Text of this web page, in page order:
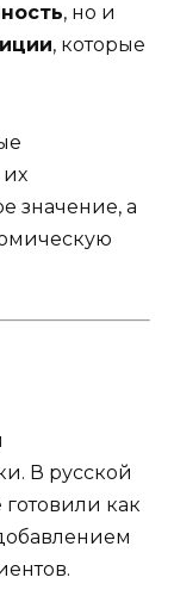
, но и
, которые
значение, а
В русской
как